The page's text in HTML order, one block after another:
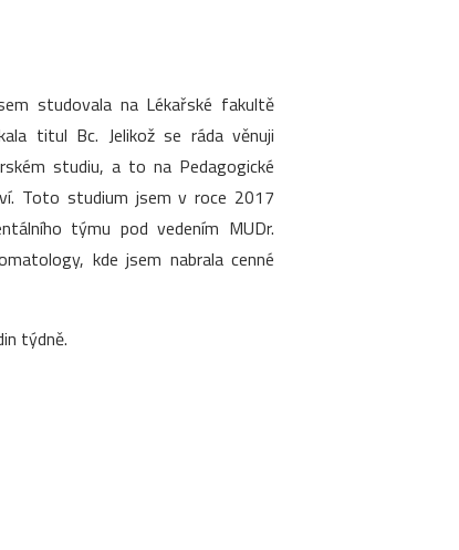
studovala na Lékařské fakultě
titul Bc. Jelikož se ráda věnuji
studiu, a to na Pedagogické
Toto studium jsem v roce 2017
týmu pod vedením MUDr.
kde jsem nabrala cenné
týdně.